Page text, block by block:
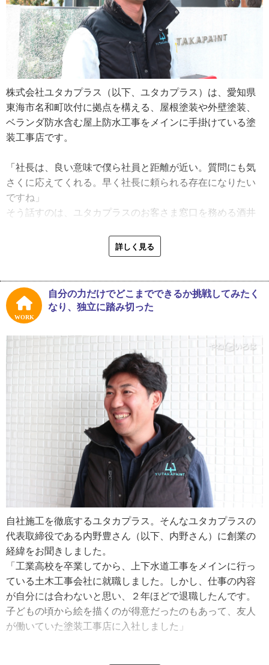
株式会社ユタカプラス（以下、ユタカプラス）は、愛知県
東海市名和町吹付に拠点を構える、屋根塗装や外壁塗装、
ベランダ防水含む屋上防水工事をメインに手掛けている塗
装工事店です。
「社長は、良い意味で僕ら社員と距離が近い。質問にも気
さくに応えてくれる。早く社長に頼られる存在になりたい
ですね」
そう話すのは、ユタカプラスのお客さま窓口を務める酒井
実は、酒井さんはユタカプラス入社前、職人経験がなかっ
では現場を任されるまでに成長しました。
そんな酒井さんに、ユタカプラスの強みをお聞きしまし
「自社施工を徹底し、クオリティの高い屋根塗装をお届け
します。他には、色選びの際に、塗り替え後をイメージし
やすくなるカラーシミュレーションを導入しているのも強
みですね。カラーコーディネーターの資格を持っている社
員が、お客さまのご要望に添った提案をしています」
詳しく見る
WORK
自分の力だけでどこまでできるか挑戦してみたく
なり、独立に踏み切った
自社施工を徹底するユタカプラス。そんなユタカプラスの
代表取締役である内野豊さん（以下、内野さん）に創業の
経緯をお聞きしました。
「工業高校を卒業してから、上下水道工事をメインに行っ
ている土木工事会社に就職しました。しかし、仕事の内容
が自分には合わないと思い、２年ほどで退職したんです。
子どもの頃から絵を描くのが得意だったのもあって、友人
が働いていた塗装工事店に入社しました」